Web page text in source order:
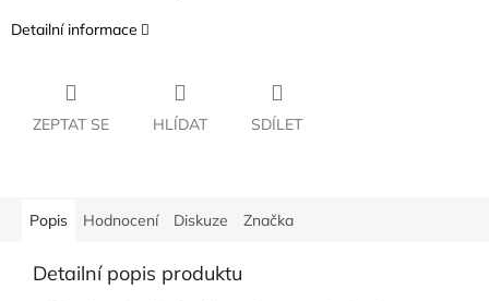
Detailní informace
ZEPTAT SE HLÍDAT SDÍLET
Popis Hodnocení Diskuze Značka
Detailní popis produktu